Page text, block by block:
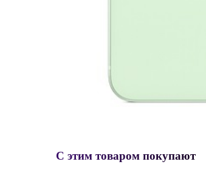
С этим товаром покупают